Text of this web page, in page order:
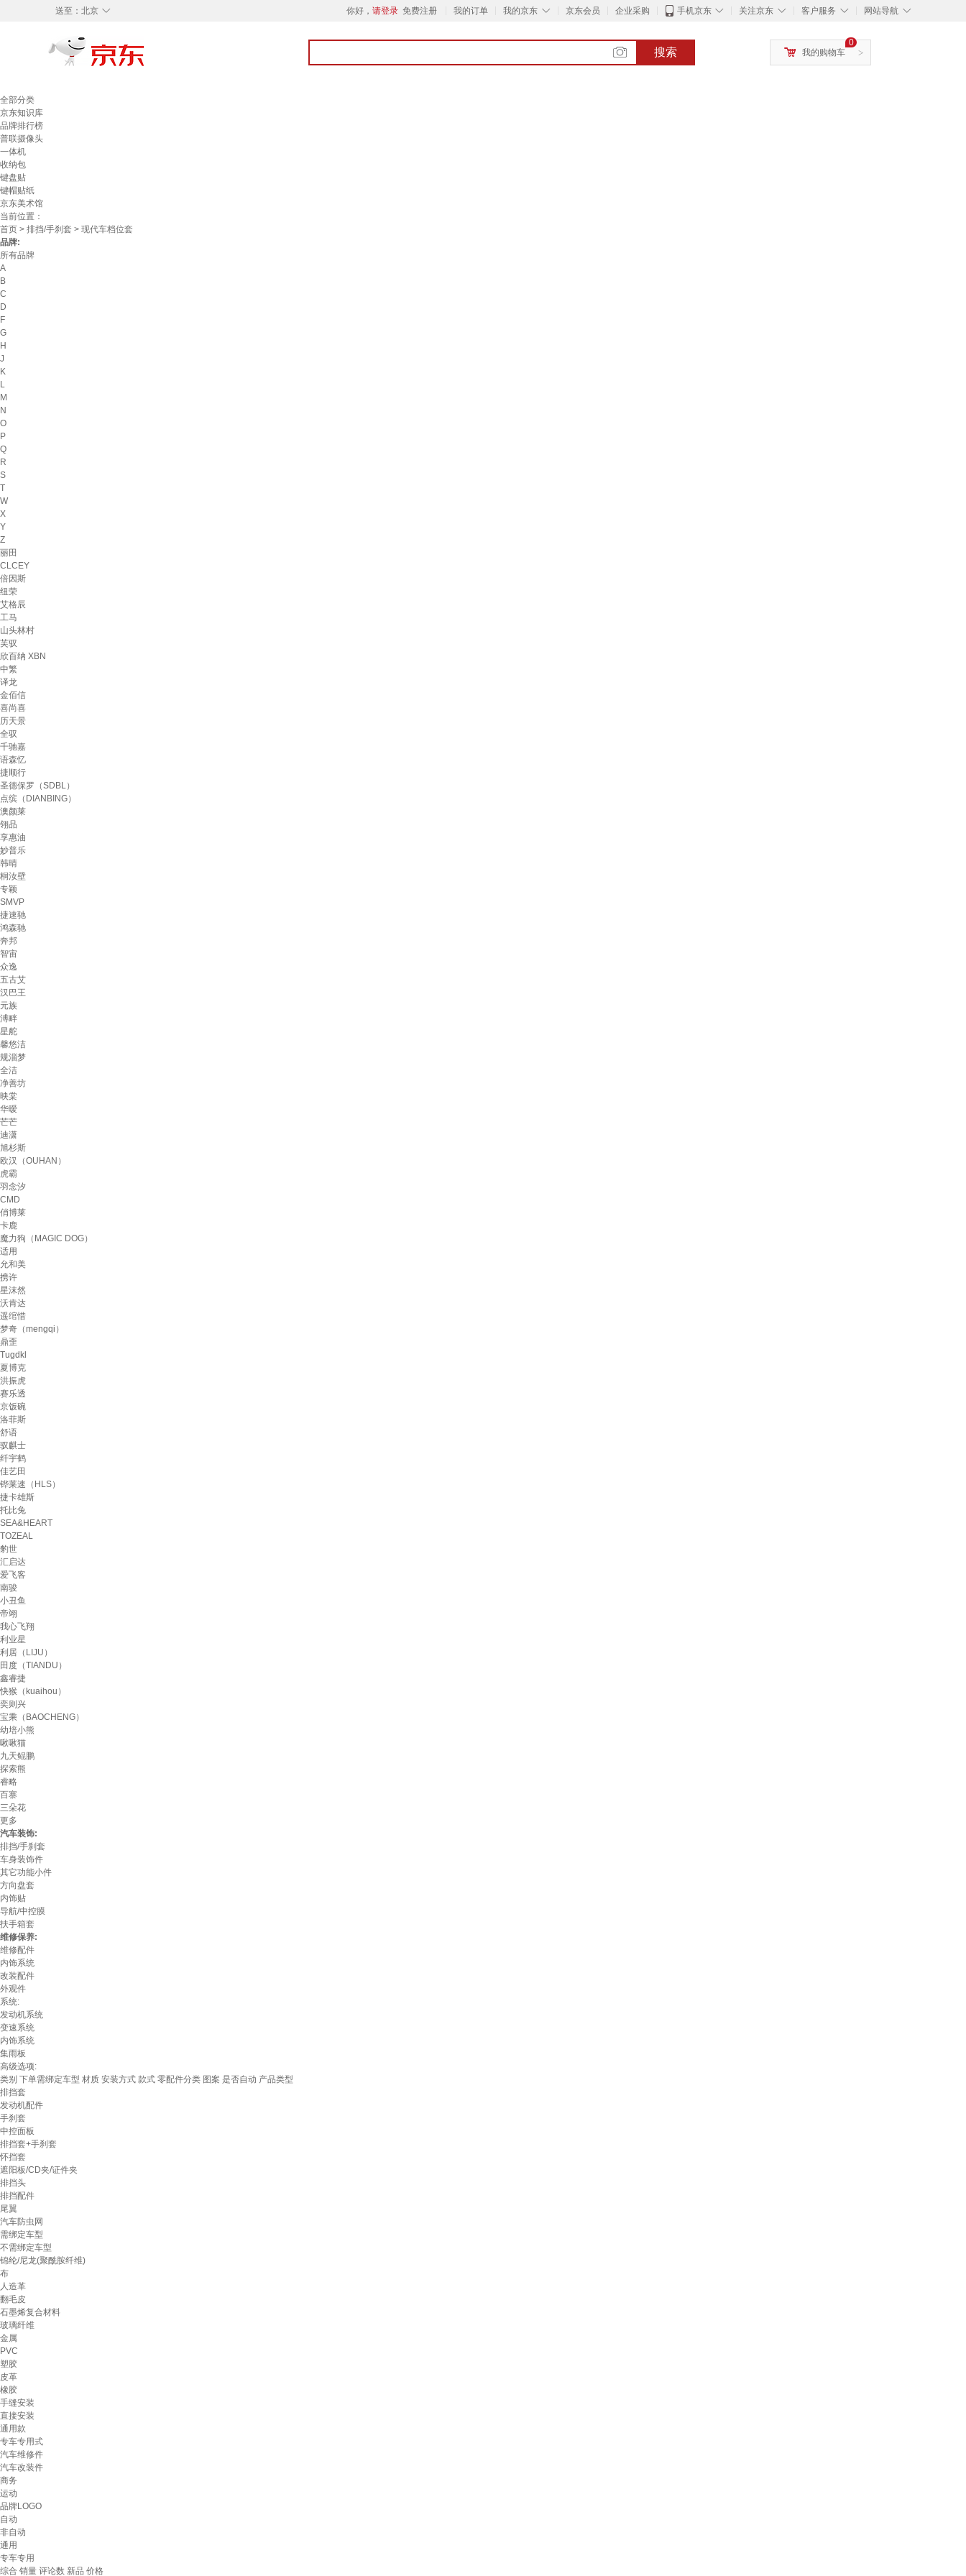
◇
送至： 北京 你好， 请登录 免费注册 我的订单 ◇
我的京东 京东会员 企业采购 ◇
手机京东 ◇
关注京东 ◇
客户服务 ◇
网站导航
搜索 >
0
我的购物车
全部分类
京东知识库
品牌排行榜
普联摄像头
一体机
收纳包
键盘贴
键帽贴纸
京东美术馆
当前位置：
首页 > 排挡/手刹套 > 现代车档位套
品牌:
所有品牌
A
B
C
D
F
G
H
J
K
L
M
N
O
P
Q
R
S
T
W
X
Y
Z
丽田
CLCEY
倍因斯
纽荣
艾格辰
工马
山头林村
芙驭
欣百纳 XBN
中繁
译龙
金佰信
喜尚喜
历天景
全驭
千驰嘉
语森忆
捷顺行
圣德保罗（SDBL）
点缤（DIANBING）
澳颜莱
翎品
享惠油
妙普乐
韩晴
桐汝壁
专颖
SMVP
捷速驰
鸿森驰
奔邦
智宙
众逸
五古艾
汉巴王
元族
溥畔
星舵
馨悠洁
规淄梦
全洁
净善坊
映棠
华暧
芒芒
迪潇
旭杉斯
欧汉（OUHAN）
虎霸
羽念汐
CMD
俏博莱
卡鹿
魔力狗（MAGIC DOG）
适用
允和美
携许
星沫然
沃肯达
遥绾惜
梦奇（mengqi）
鼎歪
Tugdkl
夏博克
洪振虎
赛乐透
京饭碗
洛菲斯
舒语
驭麒士
纤宇鹤
佳艺田
铧莱速（HLS）
捷卡雄斯
托比兔
SEA&HEART
TOZEAL
豹世
汇启达
爱飞客
南骏
小丑鱼
帝翊
我心飞翔
利业星
利居（LIJU）
田度（TIANDU）
鑫睿捷
快猴（kuaihou）
奕则兴
宝乘（BAOCHENG）
幼培小熊
啾啾猫
九天鲲鹏
探索熊
睿略
百寨
三朵花
更多
汽车装饰:
排挡/手刹套
车身装饰件
其它功能小件
方向盘套
内饰贴
导航/中控膜
扶手箱套
维修保养:
维修配件
内饰系统
改装配件
外观件
系统:
发动机系统
变速系统
内饰系统
集雨板
高级选项:
类别 下单需绑定车型 材质 安装方式 款式 零配件分类 图案 是否自动 产品类型
排挡套
发动机配件
手刹套
中控面板
排挡套+手刹套
怀挡套
遮阳板/CD夹/证件夹
排挡头
排挡配件
尾翼
汽车防虫网
需绑定车型
不需绑定车型
锦纶/尼龙(聚酰胺纤维)
布
人造革
翻毛皮
石墨烯复合材料
玻璃纤维
金属
PVC
塑胶
皮革
橡胶
手缝安装
直接安装
通用款
专车专用式
汽车维修件
汽车改装件
商务
运动
品牌LOGO
自动
非自动
通用
专车专用
综合 销量 评论数 新品 价格